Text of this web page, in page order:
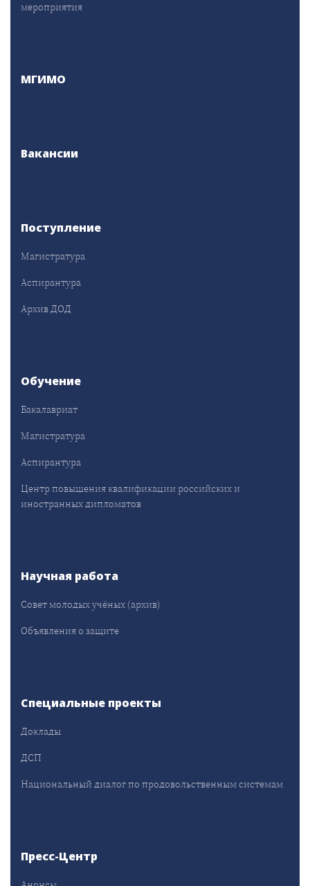
мероприятия
МГИМО
Вакансии
Поступление
Магистратура
Аспирантура
Архив ДОД
Обучение
Бакалавриат
Магистратура
Аспирантура
Центр повышения квалификации российских и
иностранных дипломатов
Научная работа
Совет молодых учёных (архив)
Объявления о защите
Специальные проекты
Доклады
ДСП
Национальный диалог по продовольственным системам
Пресс-Центр